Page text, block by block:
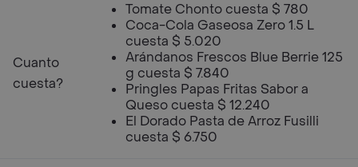
Cuanto
cuesta?
Tomate Chonto cuesta $ 780
Coca-Cola Gaseosa Zero 1.5 L
cuesta $ 5.020
Arándanos Frescos Blue Berrie 125
g cuesta $ 7.840
Pringles Papas Fritas Sabor a
Queso cuesta $ 12.240
El Dorado Pasta de Arroz Fusilli
cuesta $ 6.750